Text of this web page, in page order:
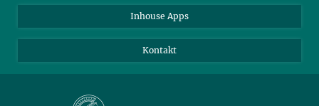
Inhouse Apps
Kontakt